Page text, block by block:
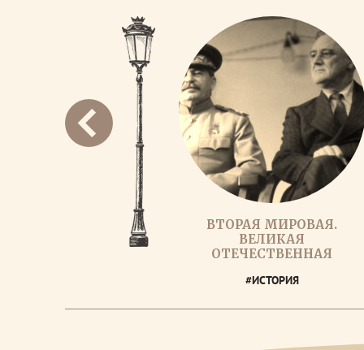
ВТОРАЯ МИРОВАЯ.
ВЕЛИКАЯ
ОТЕЧЕСТВЕННАЯ
#ИСТОРИЯ